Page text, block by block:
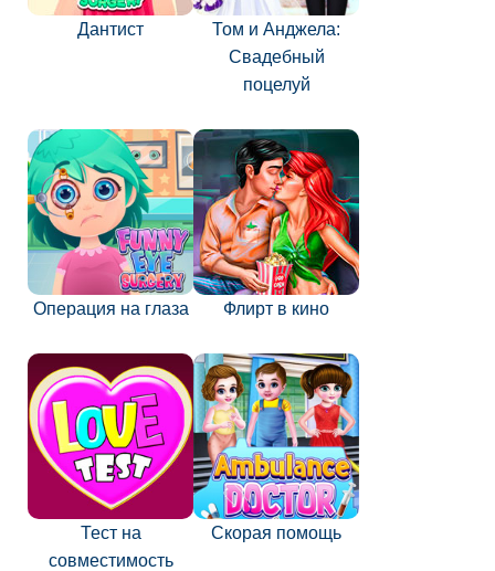
Дантист
Том и Анджела:
Свадебный
поцелуй
Операция на глаза Флирт в кино
Тест на
совместимость
Скорая помощь